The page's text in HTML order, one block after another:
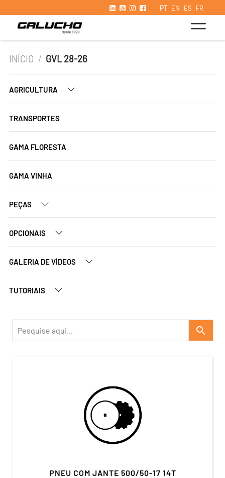
PT EN ES FR
INÍCIO / GVL 28-26
AGRICULTURA
TRANSPORTES
GAMA FLORESTA
GAMA VINHA
PEÇAS
OPCIONAIS
GALERIA DE VÍDEOS
TUTORIAIS
search
PNEU COM JANTE 500/50-17 14T